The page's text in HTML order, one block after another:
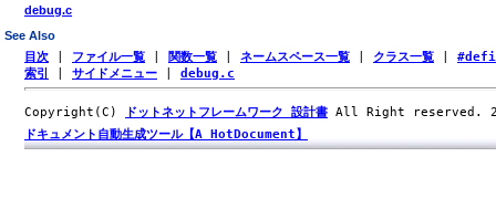
debug.c
See Also
目次 ファイル一覧 関数一覧 ネームスペース一覧 クラス一覧
索引
サイドメニュー debug.c
Copyright(C) ドットネットフレームワーク 設計書 All Right reserved.
ドキュメント自動生成ツール【A HotDocument】